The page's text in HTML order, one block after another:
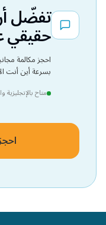
تفضّل
حقيقي
بسرعة أين أنت
متاح بالإنجليزية